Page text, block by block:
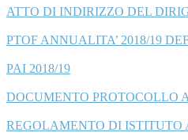
ATTO DI INDIRIZZO DEL
PTOF ANNUALITA’ 2018/19
PAI 2018/19
DOCUMENTO PROTOCOLLO
REGOLAMENTO DI ISTITUTO